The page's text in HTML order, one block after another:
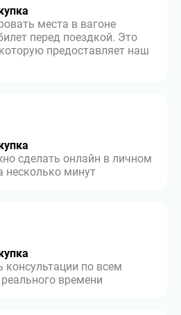
места в вагоне
перед поездкой. Это
предоставляет наш
сделать онлайн в личном
несколько минут
по всем
времени